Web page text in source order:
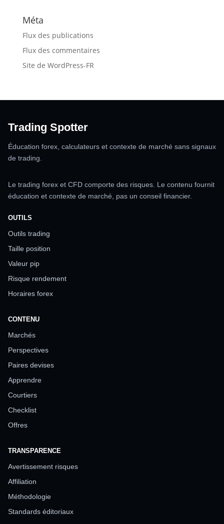
Méta
Flux des publications
Flux des commentaires
Site de WordPress-FR
Trading Spotter
Éducation forex, calculateurs et contexte de marché sans signaux
de trading.
Le trading forex et CFD comporte des risques. Le contenu fournit
éducation et contexte de marché, pas un conseil financier.
OUTILS
Outils trading
Taille position
Valeur pip
Risque rendement
Horaires forex
CONTENU
Marchés
Perspectives
Paires devises
Apprendre
Courtiers
Checklist
Offres
TRANSPARENCE
Avertissement risques
Affiliation
Méthodologie
Standards éditoriaux